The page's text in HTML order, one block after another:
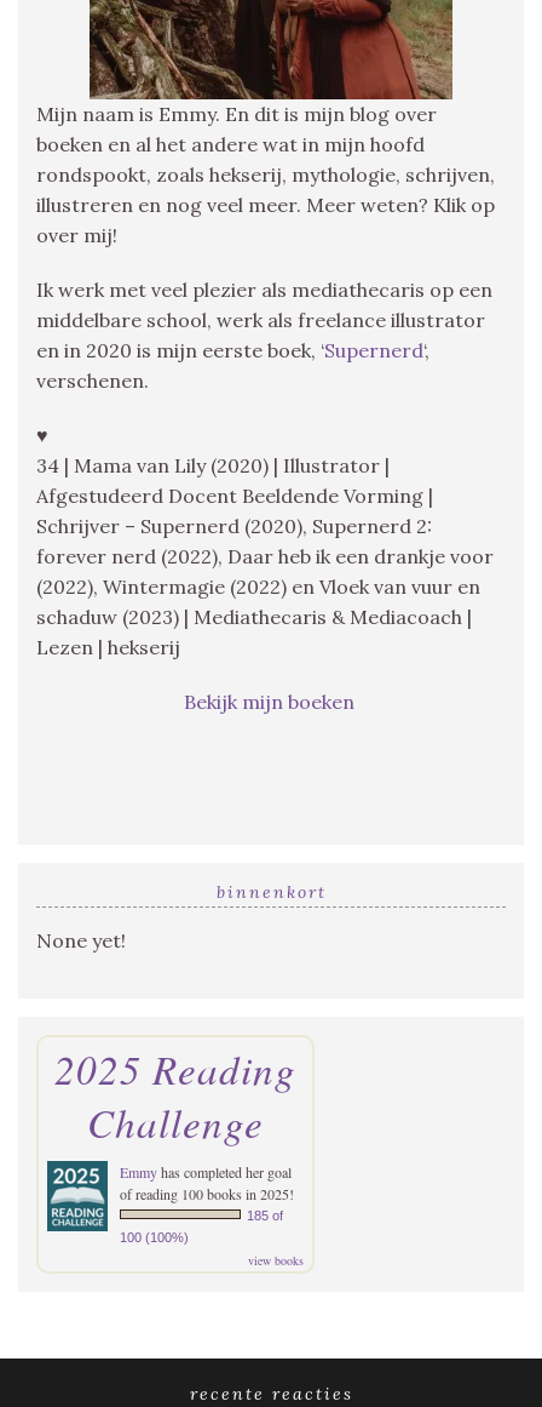
Mijn naam is Emmy. En dit is mijn blog over
boeken en al het andere wat in mijn hoofd
rondspookt, zoals hekserij, mythologie, schrijven,
illustreren en nog veel meer. Meer weten? Klik op
over mij!
Ik werk met veel plezier als mediathecaris op een
middelbare school, werk als freelance illustrator
en in 2020 is mijn eerste boek, ‘Supernerd‘,
verschenen.
♥
34 | Mama van Lily (2020) | Illustrator |
Afgestudeerd Docent Beeldende Vorming |
Schrijver – Supernerd (2020), Supernerd 2:
forever nerd (2022), Daar heb ik een drankje voor
(2022), Wintermagie (2022) en Vloek van vuur en
schaduw (2023) | Mediathecaris & Mediacoach |
Lezen | hekserij
Bekijk mijn boeken
binnenkort
None yet!
2025 Reading
Challenge
Emmyhas completed her goal
of reading 100 books in 2025!
185 of
100 (100%)
view books
recente reacties